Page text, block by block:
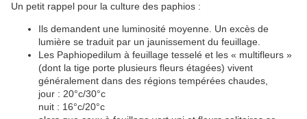
Un petit rappel pour la culture des paphios :
Ils demandent une luminosité moyenne. Un excès de
lumière se traduit par un jaunissement du feuillage.
Les Paphiopedilum à feuillage tesselé et les « multifleurs »
(dont la tige porte plusieurs fleurs étagées) vivent
généralement dans des régions tempérées chaudes,
jour : 20°c/30°c
nuit : 16°c/20°c